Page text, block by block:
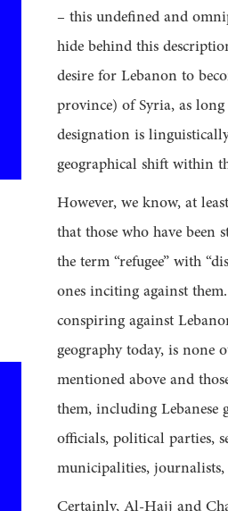
– this undefined and
hide behind this
desire for Lebanon to
province) of Syria, as long
designation is
geographical shift within
However, we know, at
that those who have been
the term “refugee” with
ones inciting against them.
conspiring against
geography today, is none
mentioned above and
them, including Lebanese
officials, political parties,
municipalities,
Certainly, Al-Hajj and